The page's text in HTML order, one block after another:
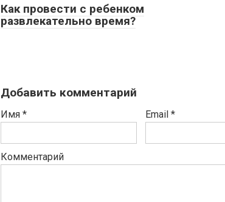
Как провести с ребенком
развлекательно время?
Добавить комментарий
Имя * Email *
Комментарий